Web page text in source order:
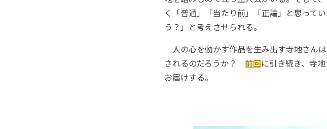
く「普通」「当たり前」「正論」と思って
う？」と考えさせられる。
人の心を動かす作品を生み出す寺地さん
されるのだろうか？ 前回に引き続き、寺
お届けする。